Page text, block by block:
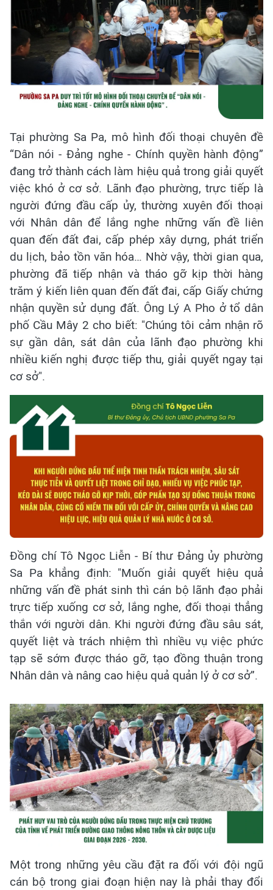
Tại phường Sa Pa, mô hình đối thoại chuyên đề
“Dân nói - Đảng nghe - Chính quyền hành động”
đang trở thành cách làm hiệu quả trong giải quyết
việc khó ở cơ sở. Lãnh đạo phường, trực tiếp là
người đứng đầu cấp ủy, thường xuyên đối thoại
với Nhân dân để lắng nghe những vấn đề liên
quan đến đất đai, cấp phép xây dựng, phát triển
du lịch, bảo tồn văn hóa… Nhờ vậy, thời gian qua,
phường đã tiếp nhận và tháo gỡ kịp thời hàng
trăm ý kiến liên quan đến đất đai, cấp Giấy chứng
nhận quyền sử dụng đất. Ông Lý A Pho ở tổ dân
phố Cầu Mây 2 cho biết: "Chúng tôi cảm nhận rõ
sự gần dân, sát dân của lãnh đạo phường khi
nhiều kiến nghị được tiếp thu, giải quyết ngay tại
cơ sở".
Đồng chí Tô Ngọc Liễn - Bí thư Đảng ủy phường
Sa Pa khẳng định: "Muốn giải quyết hiệu quả
những vấn đề phát sinh thì cán bộ lãnh đạo phải
trực tiếp xuống cơ sở, lắng nghe, đối thoại thẳng
thắn với người dân. Khi người đứng đầu sâu sát,
quyết liệt và trách nhiệm thì nhiều vụ việc phức
tạp sẽ sớm được tháo gỡ, tạo đồng thuận trong
Nhân dân và nâng cao hiệu quả quản lý ở cơ sở”.
Một trong những yêu cầu đặt ra đối với đội ngũ
cán bộ trong giai đoạn hiện nay là phải thay đổi